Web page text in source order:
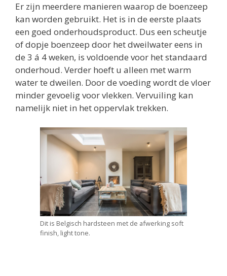
Er zijn meerdere manieren waarop de boenzeep
kan worden gebruikt. Het is in de eerste plaats
een goed onderhoudsproduct. Dus een scheutje
of dopje boenzeep door het dweilwater eens in
de 3 á 4 weken, is voldoende voor het standaard
onderhoud. Verder hoeft u alleen met warm
water te dweilen. Door de voeding wordt de vloer
minder gevoelig voor vlekken. Vervuiling kan
namelijk niet in het oppervlak trekken.
Dit is Belgisch hardsteen met de afwerking soft
finish, light tone.